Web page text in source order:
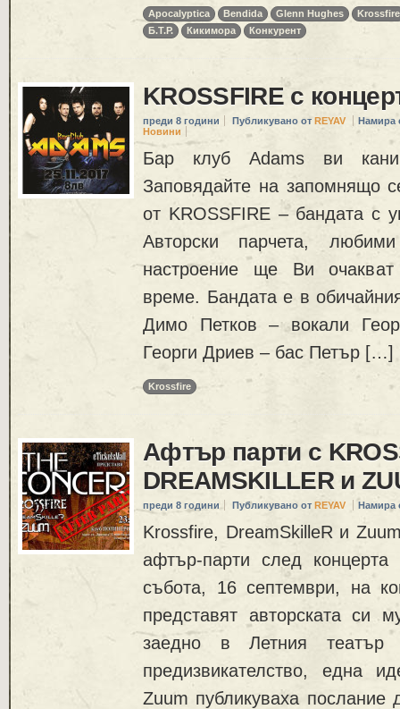
Apocalyptica Bendida Glenn Hughes
Krossfire
Б.Т.Р.
Кикимора Конкурент
KROSSFIRE с
преди 8 години Публикувано от REYAV
Намира
Новини
Бар клуб Adams ви
Заповядайте на запомнящо
от KROSSFIRE – бандата с
Авторски парчета,
настроение ще Ви
време. Бандата е в
Димо Петков – вокали
Георги Дриев – бас Петър […]
Krossfire
Афтър парти с
DREAMSKILLER и
преди 8 години Публикувано от REYAV Намира
Krossfire, DreamSkilleR и
афтър-парти след
събота, 16 септември, на
представят авторската си
заедно в Летния
предизвикателство, една
Zuum публикуваха послание